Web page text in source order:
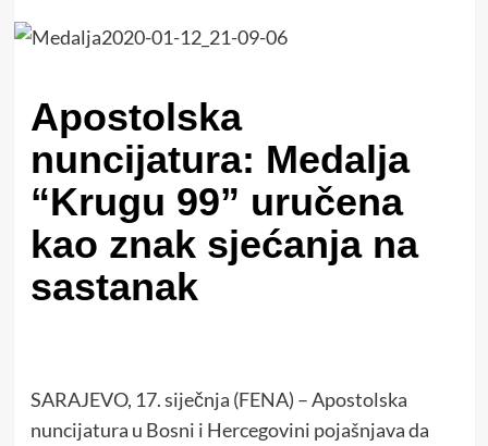
Apostolska
nuncijatura: Medalja
“Krugu 99” uručena
kao znak sjećanja na
sastanak
SARAJEVO, 17. siječnja (FENA) – Apostolska
nuncijatura u Bosni i Hercegovini pojašnjava da